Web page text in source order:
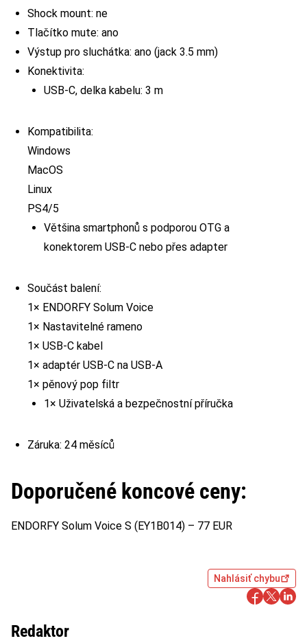
Shock mount: ne
Tlačítko mute: ano
Výstup pro sluchátka: ano (jack 3.5 mm)
Konektivita:
USB-C, delka kabelu: 3 m
Kompatibilita:
Windows
MacOS
Linux
PS4/5
Většina smartphonů s podporou OTG a
konektorem USB-C nebo přes adapter
Součást balení:
1× ENDORFY Solum Voice
1× Nastavitelné rameno
1× USB-C kabel
1× adaptér USB-C na USB-A
1× pěnový pop filtr
1× Uživatelská a bezpečnostní příručka
Záruka: 24 měsíců
Doporučené koncové ceny:
ENDORFY Solum Voice S (EY1B014) – 77 EUR
Nahlásiť chybu
Redaktor